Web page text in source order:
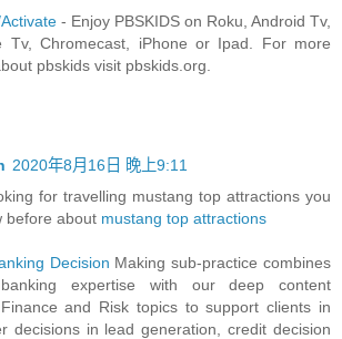
- Enjoy PBSKIDS on Roku, Android Tv,
Tv, Chromecast, iPhone or Ipad. For more
pbskids visit pbskids.org.
2020年8月16日 晚上9:11
for travelling mustang top attractions you
before about mustang top attractions
Decision Making sub-practice combines
expertise with our deep content
and Risk topics to support clients in
decisions in lead generation, credit decision